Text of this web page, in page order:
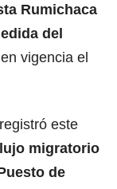
Rumichaca
del
vigencia el
registró este
migratorio
de